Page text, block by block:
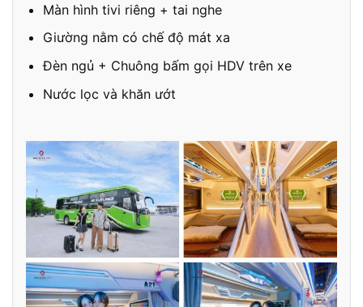
Màn hình tivi riêng + tai nghe
Giường nằm có chế độ mát xa
Đèn ngủ + Chuông bấm gọi HDV trên xe
Nước lọc và khăn ướt